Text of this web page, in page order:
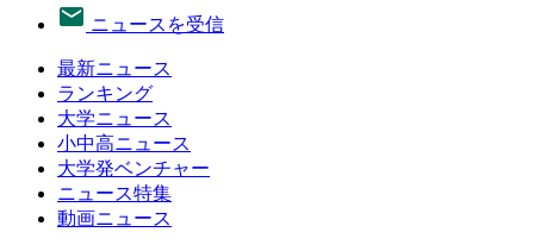
ニュースを受信
最新ニュース
ランキング
大学ニュース
小中高ニュース
大学発ベンチャー
ニュース特集
動画ニュース